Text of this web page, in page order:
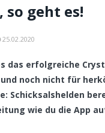
so geht es!
25.02.2020
das erfolgreiche
noch nicht für
Schicksalshelden
wie du die App